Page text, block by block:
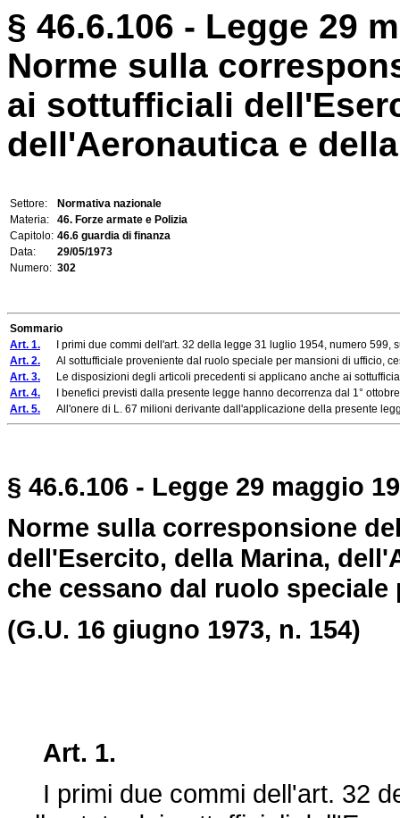
§ 46.6.106 - Legge 29
Norme sulla
ai sottufficiali
dell'Aeronautica e
Settore:
Normativa nazionale
Materia:
46. Forze armate e Polizia
Capitolo: 46.6 guardia di finanza
Data:
29/05/1973
Numero: 302
Sommario
Art. 1. I primi due commi dell'art. 32 della legge 31 luglio 1954, numero 599,
Art. 2. Al sottufficiale proveniente dal ruolo speciale per mansioni di ufficio,
Art. 3. Le disposizioni degli articoli precedenti si applicano anche ai
Art. 4. I benefici previsti dalla presente legge hanno decorrenza dal 1°
Art. 5. All'onere di L. 67 milioni derivante dall'applicazione della presente
§ 46.6.106 - Legge 29 maggio
Norme sulla corresponsione
dell'Esercito, della Marina,
che cessano dal ruolo
(G.U. 16 giugno 1973, n. 154)
Art. 1.
I primi due commi dell'art. 32